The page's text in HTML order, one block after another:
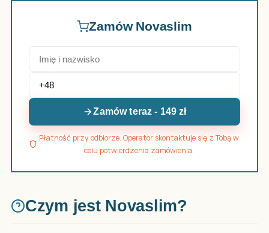
Zamów Novaslim
Zamów teraz - 149 zł
Płatność przy odbiorze. Operator skontaktuje się z Tobą w
celu potwierdzenia zamówienia.
Czym jest Novaslim?